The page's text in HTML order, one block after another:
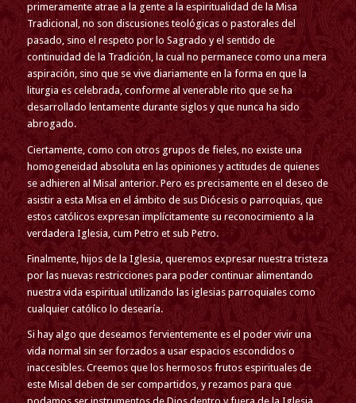
primeramente atrae a la gente a la espiritualidad de la Misa
Tradicional, no son discusiones teológicas o pastorales del
pasado, sino el respeto por lo Sagrado y el sentido de
continuidad de la Tradición, la cual no permanece como una mera
aspiración, sino que se vive diariamente en la forma en que la
liturgia es celebrada, conforme al venerable rito que se ha
desarrollado lentamente durante siglos y que nunca ha sido
abrogado.
Ciertamente, como con otros grupos de fieles, no existe una
homogeneidad absoluta en las opiniones y actitudes de quienes
se adhieren al Misal anterior. Pero es precisamente en el deseo de
asistir a esta Misa en el ámbito de sus Diócesis o parroquias, que
estos católicos expresan implícitamente su reconocimiento a la
verdadera Iglesia, cum Petro et sub Petro.
Finalmente, hijos de la Iglesia, queremos expresar nuestra tristeza
por las nuevas restricciones para poder continuar alimentando
nuestra vida espiritual utilizando las iglesias parroquiales como
cualquier católico lo desearía.
Si hay algo que deseamos fervientemente es el poder vivir una
vida normal sin ser forzados a usar espacios escondidos o
inaccesibles. Creemos que los hermosos frutos espirituales de
este Misal deben de ser compartidos, y rezamos para que